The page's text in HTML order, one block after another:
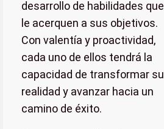
desarrollo de habilidades que
le acerquen a sus objetivos.
Con valentía y proactividad,
cada uno de ellos tendrá la
capacidad de transformar su
realidad y avanzar hacia un
camino de éxito.